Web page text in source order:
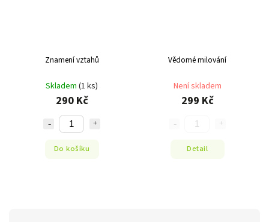
Znamení vztahů
Skladem (1 ks)
290 Kč
Do košíku
Vědomé milování
Není skladem
299 Kč
Detail